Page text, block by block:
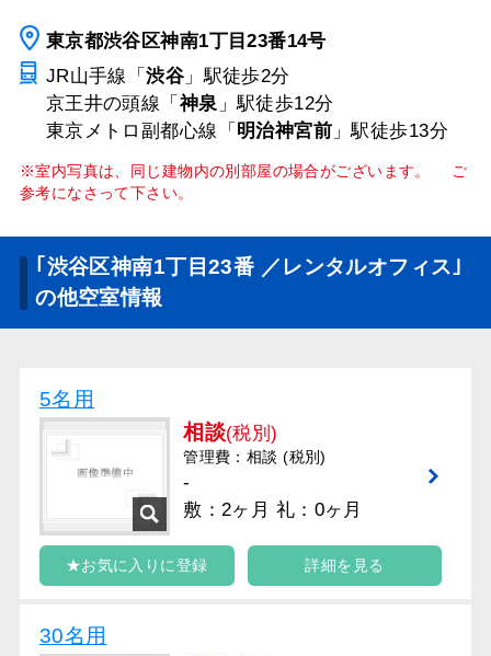
東京都渋谷区神南1丁目23番14号
JR山手線「渋谷 」駅徒歩2分
京王井の頭線「神泉 」駅徒歩12分
東京メトロ副都心線「 明治神宮前 」駅徒歩13分
※室内写真は、同じ建物内の別部屋の場合がございます。 ご
参考になさって下さい。
｢渋谷区神南1丁目23番 ／レンタルオフィス｣
の他空室情報
5名用
相談(税別)
管理費：相談 (税別)
-
敷：2ヶ月 礼：0ヶ月
★お気に入りに登録 詳細を見る
30名用